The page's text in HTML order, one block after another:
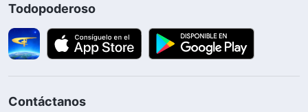
Todopoderoso
Contáctanos